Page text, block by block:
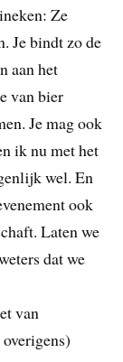
Ze
Je bindt zo de
aan het
van bier
Je mag ook
ik nu met het
wel. En
ook
Laten we
dat we
van